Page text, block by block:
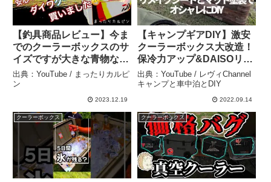
【釣具商品レビュー】今ま
でのクーラーボックスのサ
イズですが大きな青物など
を釣った際入らない。なの
で新しく購入しました。こ
れなら安心？キャンプ・車
画。 – まったりカルピン
出典：YouTube / まったりカルピ
ン
2023.12.19
【キャンプギアDIY】激安
クーラーボックス大改造！
保冷力アップ&DAISOリメ
イクシート▪マットブラッ
ク塗装でオリジナル仕様
に。 – レヴィChannel キ
出典：YouTube / レヴィChannel
キャンプと車中泊とDIY
2022.09.14
クーラーボックス クーラーボックス